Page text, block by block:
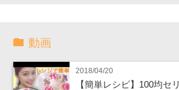
動画
2018/04/20
【簡単レシピ】100均セ